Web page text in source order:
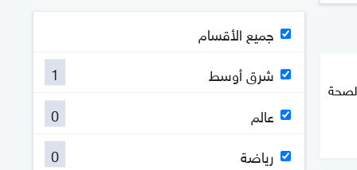
لصحة
جميع الأقسام
شرق أوسط
1
عالم
0
رياضة
0